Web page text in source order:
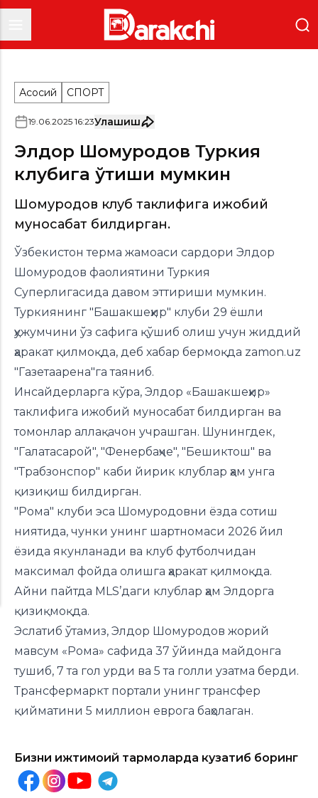
Асосий СПОРТ
19.06.2025 16:23Улашиш
Элдор Шомуродов Туркия
клубига ўтиши мумкин
Шомуродов клуб таклифига ижобий
муносабат билдирган.
Ўзбекистон терма жамоаси сардори Элдор
Шомуродов фаолиятини Туркия
Суперлигасида давом эттириши мумкин.
Туркиянинг "Башакшеҳир" клуби 29 ёшли
ҳужумчини ўз сафига қўшиб олиш учун жиддий
ҳаракат қилмоқда, деб хабар бермоқда zamon.uz
"Газетаарена"га таяниб.
Инсайдерларга кўра, Элдор «Башакшеҳир»
таклифига ижобий муносабат билдирган ва
томонлар аллақачон учрашган. Шунингдек,
"Галатасарой", "Фенербаҳче", "Бешиктош" ва
"Трабзонспор" каби йирик клублар ҳам унга
қизиқиш билдирган.
"Рома" клуби эса Шомуродовни ёзда сотиш
ниятида, чунки унинг шартномаси 2026 йил
ёзида якунланади ва клуб футболчидан
максимал фойда олишга ҳаракат қилмоқда.
Айни пайтда MLS’даги клублар ҳам Элдорга
қизиқмоқда.
Эслатиб ўтамиз, Элдор Шомуродов жорий
мавсум «Рома» сафида 37 ўйинда майдонга
тушиб, 7 та гол урди ва 5 та голли узатма берди.
Трансфермаркт портали унинг трансфер
қийматини 5 миллион еврога баҳолаган.
Бизни ижтимоий тармоқларда кузатиб боринг